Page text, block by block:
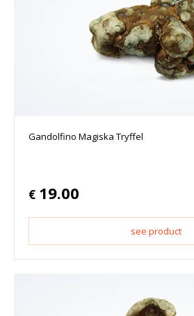
Gandolfino Magiska Tryffel
€ 19.00
see product